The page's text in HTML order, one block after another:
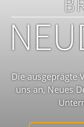
Die ausgeprägte
uns an, Neues